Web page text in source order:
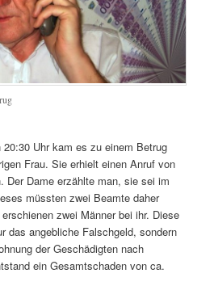
Uhr kam es zu einem Betrug
Frau. Sie erhielt einen Anruf von
Der Dame erzählte man, sie sei im
müssten zwei Beamte daher
zwei Männer bei ihr. Diese
das angebliche Falschgeld, sondern
der Geschädigten nach
ein Gesamtschaden von ca.